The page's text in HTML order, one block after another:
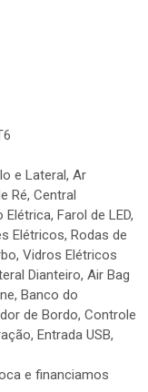
e Lateral, Ar
Ré, Central
Farol de LED,
Elétricos, Rodas de
Vidros Elétricos
Dianteiro, Air Bag
Banco do
de Bordo, Controle
Entrada USB,
e financiamos